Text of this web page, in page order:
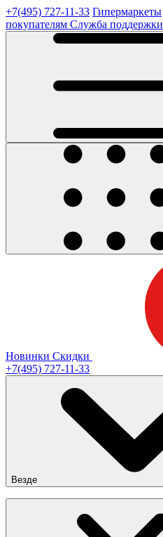
+7(495) 727-11-33 Гипермаркеты
покупателям Служба поддержки
Новинки Скидки
+7(495) 727-11-33
Везде